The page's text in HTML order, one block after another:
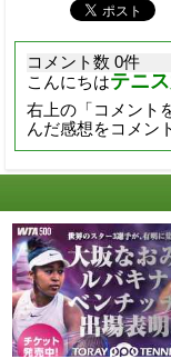
コメント数 0件
こんにちはテニ
右上の「コメント
んだ感想をコメン